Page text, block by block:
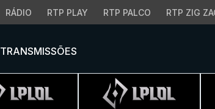
RÁDIO RTP PLAY RTP PALCO RTP ZIG
TRANSMISSÕES